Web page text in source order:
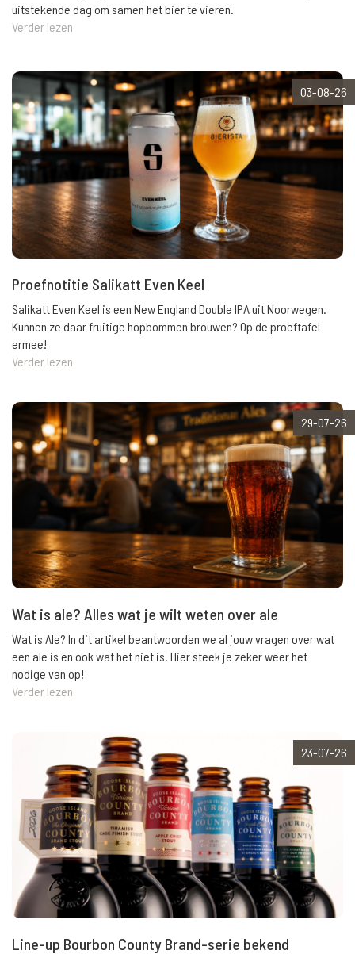
uitstekende dag om samen het bier te vieren.
Verder lezen
03-08-26
Proefnotitie Salikatt Even Keel
Salikatt Even Keel is een New England Double IPA uit Noorwegen.
Kunnen ze daar fruitige hopbommen brouwen? Op de proeftafel
ermee!
Verder lezen
29-07-26
Wat is ale? Alles wat je wilt weten over ale
Wat is Ale? In dit artikel beantwoorden we al jouw vragen over wat
een ale is en ook wat het niet is. Hier steek je zeker weer het
nodige van op!
Verder lezen
23-07-26
Line-up Bourbon County Brand-serie bekend